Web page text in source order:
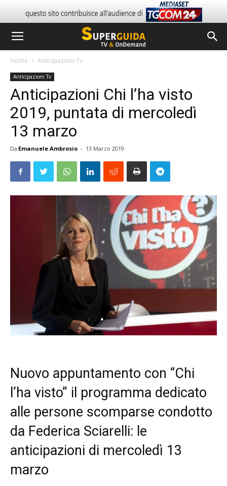
Home Anticipazioni Tv
Anticipazioni Tv
Anticipazioni Chi l’ha visto
2019, puntata di mercoledì
13 marzo
Da Emanuele Ambrosio - 13 Marzo 2019
Nuovo appuntamento con “Chi
l’ha visto” il programma dedicato
alle persone scomparse condotto
da Federica Sciarelli: le
anticipazioni di mercoledì 13
marzo